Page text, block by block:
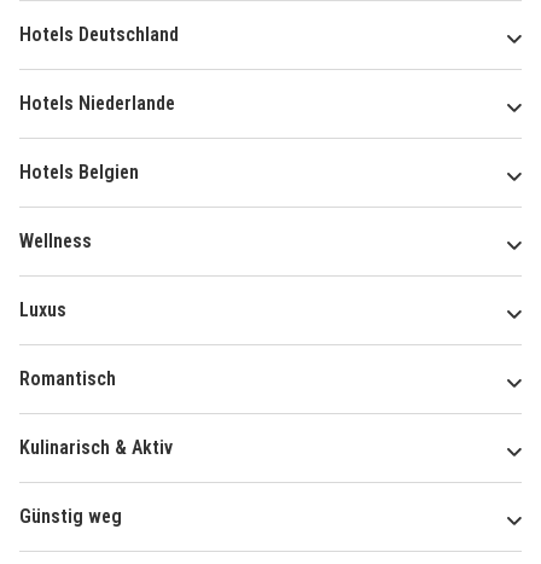
Hotels Deutschland
Hotels Niederlande
Hotels Belgien
Wellness
Luxus
Romantisch
Kulinarisch & Aktiv
Günstig weg